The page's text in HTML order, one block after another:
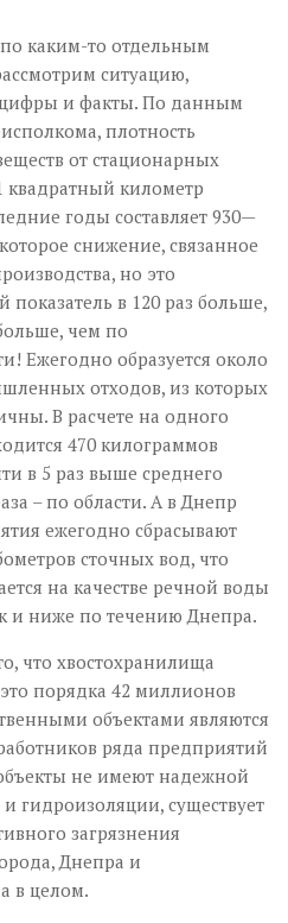
каким-то отдельным
ситуацию,
и факты. По данным
плотность
от стационарных
квадратный километр
годы составляет 930—
снижение, связанное
но это
в 120 раз больше,
чем по
Ежегодно образуется около
отходов, из которых
В расчете на одного
470 килограммов
в 5 раз выше среднего
– по области. А в Днепр
ежегодно сбрасывают
сточных вод, что
на качестве речной воды
и ниже по течению Днепра.
что хвостохранилища
порядка 42 миллионов
объектами являются
ряда предприятий
не имеют надежной
гидроизоляции, существует
загрязнения
Днепра и
в целом.